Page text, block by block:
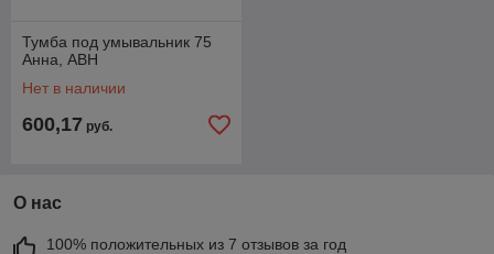
Тумба под умывальник 75
Анна, АВН
Нет в наличии
600,17 руб.
О нас
100% положительных из 7 отзывов за год